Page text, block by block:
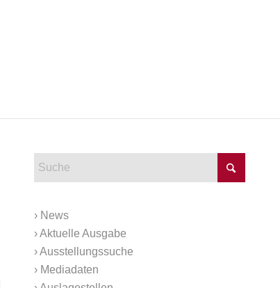
› News
›Aktuelle Ausgabe
›Ausstellungssuche
› Mediadaten